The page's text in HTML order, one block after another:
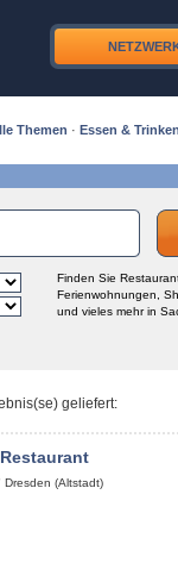
Themen · Essen &
Finden Sie
Ferienwohnungen,
und vieles mehr in
geliefert:
Dresden (Altstadt)